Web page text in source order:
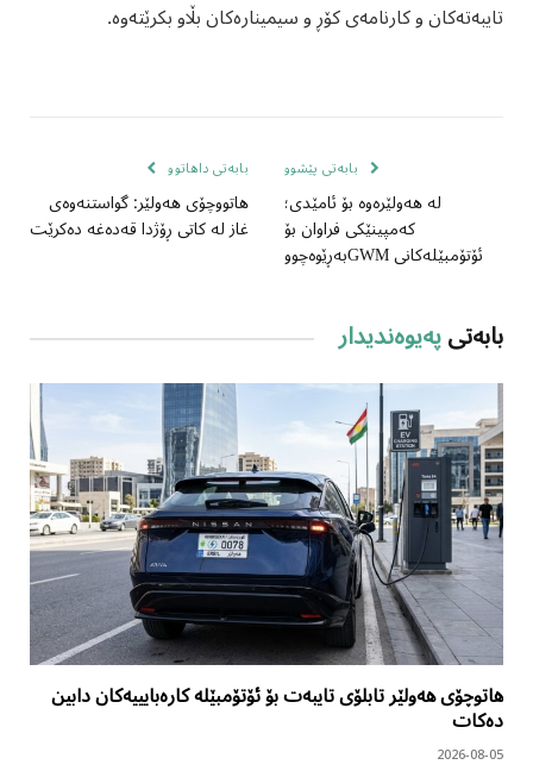
تایبەتەکان و کارنامەی کۆڕ و سیمینارەکان بڵاو بکرێتەوە.
بابەتی پێشوو
لە هەولێرەوە بۆ ئامێدی؛
کەمپینێکی فراوان بۆ
ئۆتۆمبێلەکانی GWMبەڕێوەچوو
بابەتی داهاتوو
هاتووچۆی هەولێر: گواستنەوەی
غاز لە کاتی ڕۆژدا قەدەغە دەکرێت
بابەتیپەیوەندیدار
هاتوچۆی هەولێر تابلۆی تایبەت بۆ ئۆتۆمبێلە کارەبایییەکان دابین
دەکات
2026-08-05